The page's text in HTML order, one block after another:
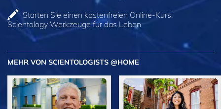
Starten Sie einen kostenfreien Online-Kurs:
Scientology Werkzeuge für das Leben
MEHR VON SCIENTOLOGISTS @HOME